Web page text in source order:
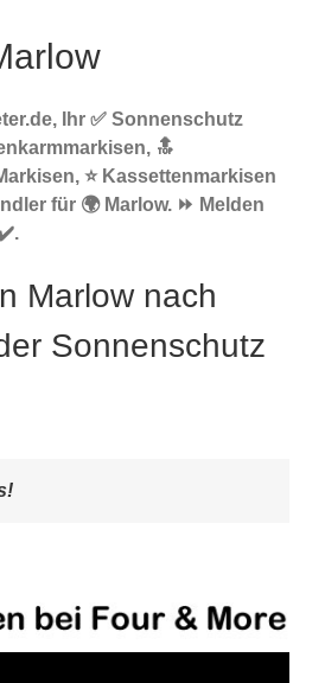
Ihr ✅ Sonnenschutz
🔝
⭐ Kassettenmarkisen
für 🌍 Marlow. ⏩ Melden
Marlow nach
Sonnenschutz